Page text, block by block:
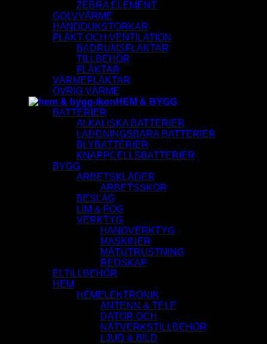
ZEBRA ELEMENT
GOLVVÄRME
HANDDUKSTORKAR
FLÄKT OCH VENTILATION
BADRUMSFLÄKTAR
TILLBEHÖR
FLÄKTAR
VÄRMEFLÄKTAR
ÖVRIG VÄRME
HEM & BYGG
BATTERIER
ALKALISKA BATTERIER
LADDNINGSBARA BATTERIER
BLYBATTERIER
KNAPPCELLSBATTERIER
BYGG
ARBETSKLÄDER
ARBETSSKOR
BESLAG
LIM & FOG
VERKTYG
HANDVERKTYG
MASKINER
MÄTUTRUSTNING
REDSKAP
ELTILLBEHÖR
HEM
HEMELEKTRONIK
ANTENN & TELE
DATOR OCH
NÄTVERKSTILLBEHÖR
LJUD & BILD